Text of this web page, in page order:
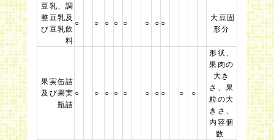
豆乳、調
整豆乳及
び豆乳飲
料
○ ○ ○ ○ ○ ○ ○ ○
大豆固
形分
果実缶詰
及び果実
瓶詰
○ ○ ○ ○ ○ ○ ○ ○ ○ ○
形状、
果肉の
大き
さ、果
粒の大
きさ、
内容個
数